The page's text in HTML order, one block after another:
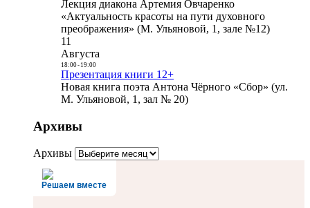
Лекция диакона Артемия Овчаренко
«Актуальность красоты на пути духовного
преображения» (М. Ульяновой, 1, зале №12)
11
Августа
18:00- 19:00
Презентация книги 12+
Новая книга поэта Антона Чёрного «Сбор» (ул.
М. Ульяновой, 1, зал № 20)
Архивы
Архивы
Решаем вместе